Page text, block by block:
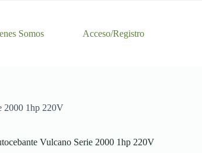
Somos Acceso/Registro
2000 1hp 220V
Vulcano Serie 2000 1hp 220V